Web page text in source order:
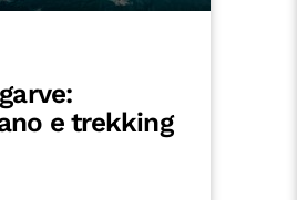
On the Road: